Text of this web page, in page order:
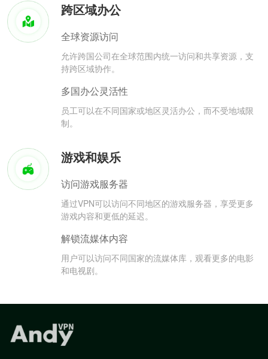
跨区域办公
全球资源访问
允许跨国公司在全球范围内统一访问和共享资源，支
持跨区域协作。
多国办公灵活性
员工可以在不同国家或地区灵活办公，而不受地域限
制。
游戏和娱乐
访问游戏服务器
通过VPN可以访问不同地区的游戏服务器，享受更多
游戏内容和更低的延迟。
解锁流媒体内容
用户可以访问不同国家的流媒体库，观看更多的电影
和电视剧。